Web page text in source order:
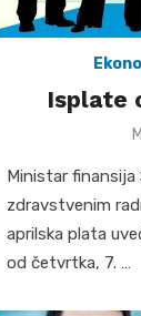
Isplate
Ministar finansija
zdravstvenim
aprilska plata
od četvrtka, 7. …